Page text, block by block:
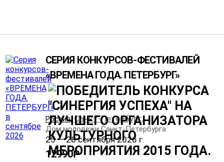
СЕРИЯ КОНКУРСОВ-ФЕСТИВАЛЕЙ
«ВРЕМЕНА ГОДА. ПЕТЕРБУРГ»
Россия, Санкт-Петербург,
Дом молодежи Санкт-Петербурга
25 — 28 сентября 2026 г.
12990Р